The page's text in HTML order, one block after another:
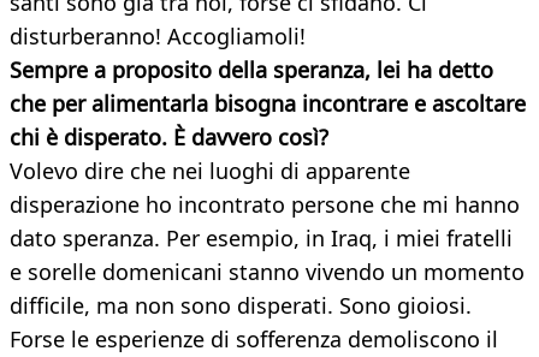
disturberanno! Accogliamoli!
Sempre a proposito della speranza, lei ha detto
che per alimentarla bisogna incontrare e ascoltare
chi è disperato. È davvero così?
Volevo dire che nei luoghi di apparente
disperazione ho incontrato persone che mi hanno
dato speranza. Per esempio, in Iraq, i miei fratelli
e sorelle domenicani stanno vivendo un momento
difficile, ma non sono disperati. Sono gioiosi.
Forse le esperienze di sofferenza demoliscono il